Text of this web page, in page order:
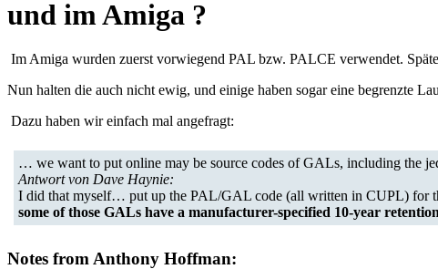
und im Amiga ?
Im Amiga wurden zuerst vorwiegend PAL bzw. PALCE verwendet.
Nun halten die auch nicht ewig, und einige haben sogar eine begrenzte
Dazu haben wir einfach mal angefragt:
… we want to put online may be source codes of GALs, including the
Antwort von Dave Haynie:
I did that myself… put up the PAL/GAL code (all written in CUPL) for
some of those GALs have a manufacturer-specified 10-year retention
Notes from Anthony Hoffman: